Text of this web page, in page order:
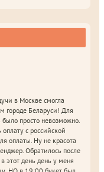
в Москве смогла
городе Беларуси! Для
было просто невозможно.
с российской
оплаты. Ну не красота
Обратилось после
этот день день у меня